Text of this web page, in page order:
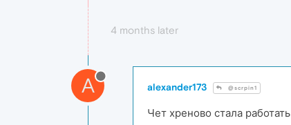
4 months later
A alexander173 @scrpin1
Чет хреново стала работать